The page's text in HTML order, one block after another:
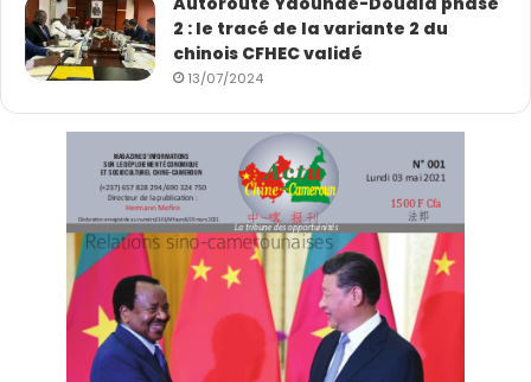
De mémoire fraiche, l’édition du Nguon qui a accueilli en
nombre croissant, les touristes chinois, est celle de
2 : le tracé de la variante 2 du
chinois CFHEC validé
13/07/2024